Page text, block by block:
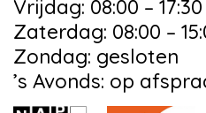
Vrijdag: 08:00 – 17:30
Zaterdag: 08:00 –
Zondag: gesloten
’s Avonds: op